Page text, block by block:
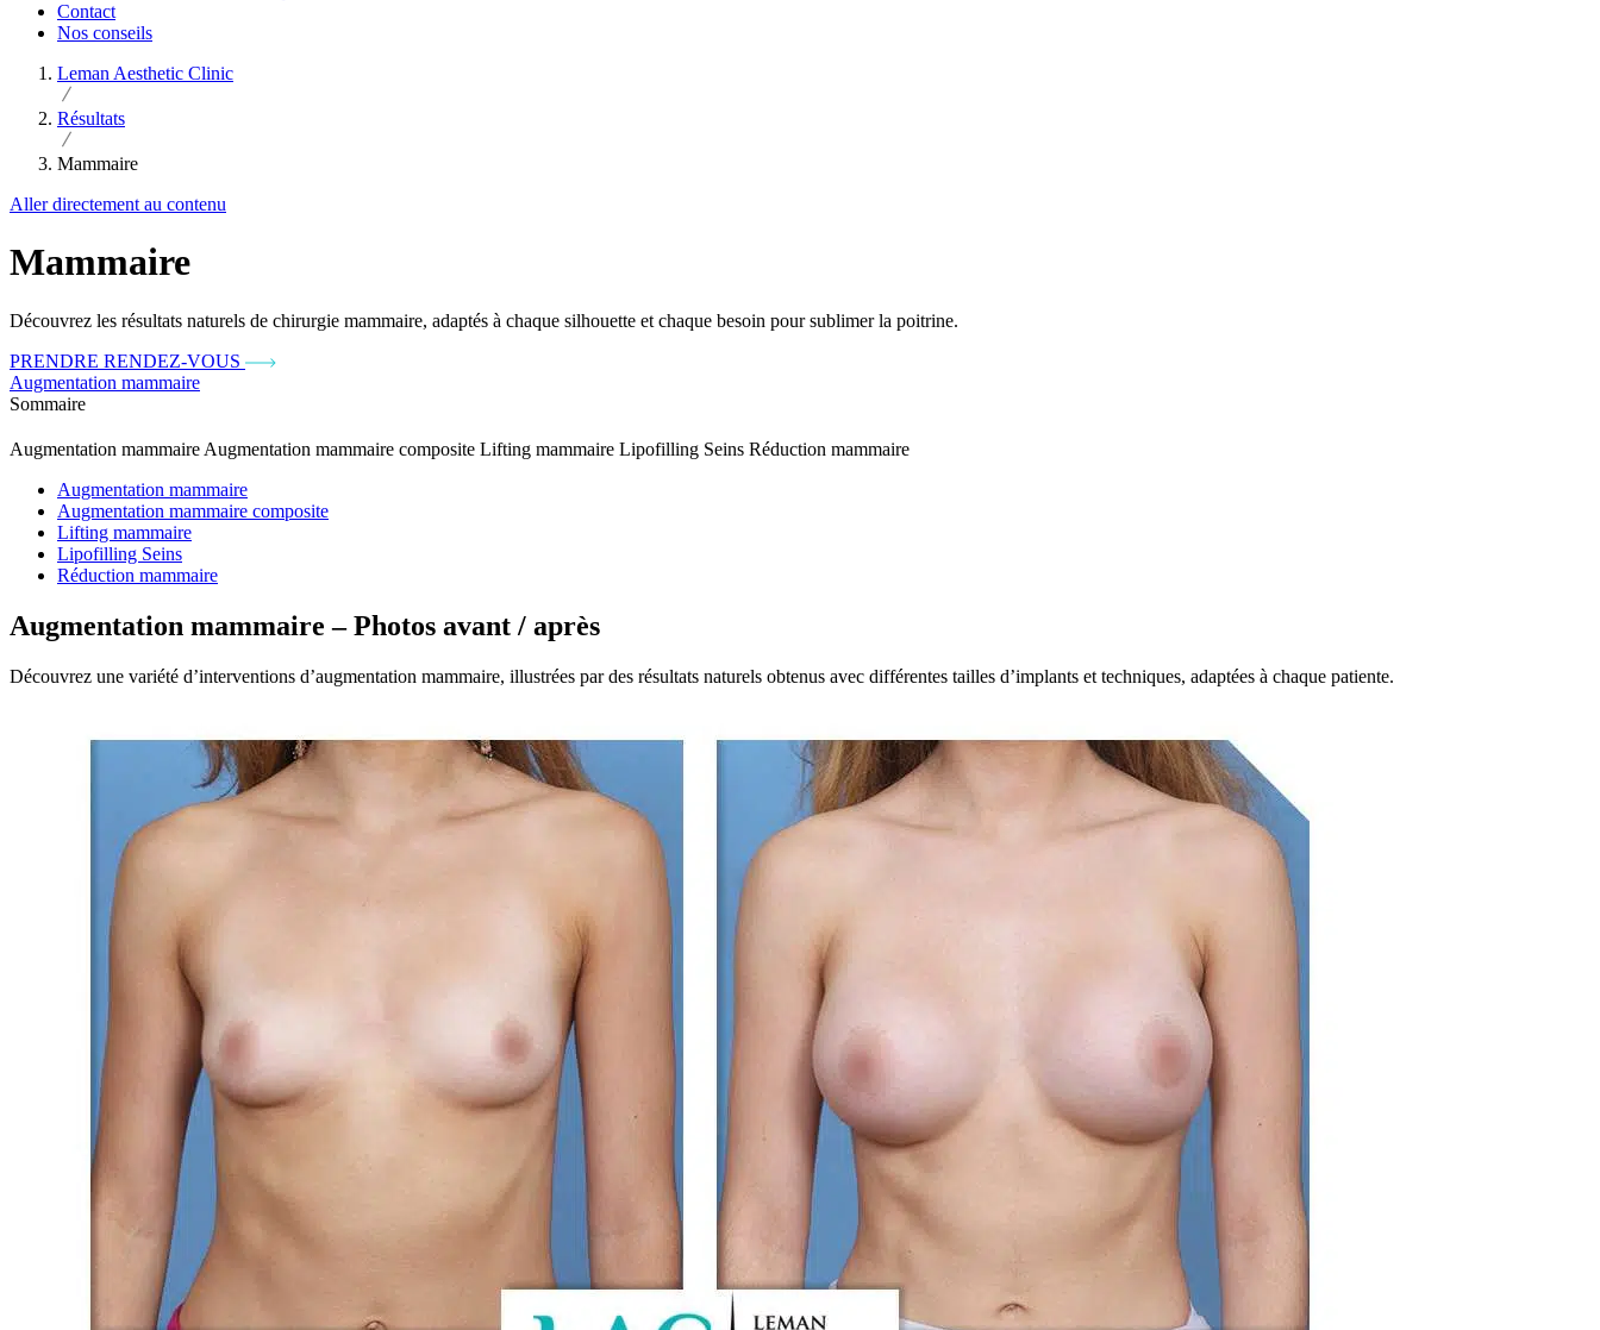
Contact
Nos conseils
Leman Aesthetic Clinic
Résultats
Mammaire
Aller directement au contenu
Mammaire
Découvrez les résultats naturels de chirurgie mammaire, adaptés à chaque silhouette et chaque besoin pour sublimer la poitrine.
PRENDRE RENDEZ-VOUS
Augmentation mammaire
Sommaire
Augmentation mammaire Augmentation mammaire composite Lifting mammaire Lipofilling Seins Réduction mammaire
Augmentation mammaire
Augmentation mammaire composite
Lifting mammaire
Lipofilling Seins
Réduction mammaire
Augmentation mammaire – Photos avant / après
Découvrez une variété d’interventions d’augmentation mammaire, illustrées par des résultats naturels obtenus avec différentes tailles d’implants et techniques, adaptées à chaque patiente.